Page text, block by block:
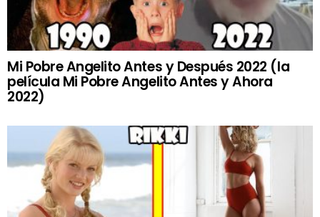
Mi Pobre Angelito Antes y Después 2022 (la
película Mi Pobre Angelito Antes y Ahora
2022)